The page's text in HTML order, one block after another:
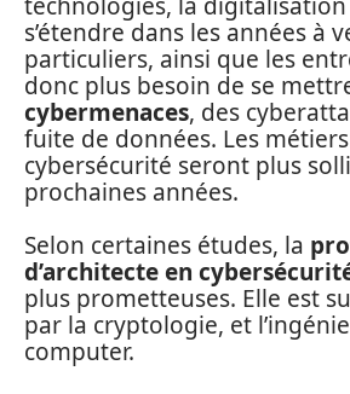
s’étendre dans les années à
particuliers, ainsi que les
donc plus besoin de se
cybermenaces, des
fuite de données. Les
cybersécurité seront plus
prochaines années.
Selon certaines études, la
d’architecte en
plus prometteuses. Elle est
par la cryptologie, et
computer.